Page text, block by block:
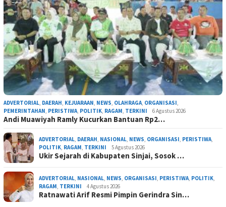
ADVERTORIAL DAERAH KEJUARAAN NEWS OLAHRAGA ORGANISASI
PEMERINTAHAN PERISTIWA POLITIK RAGAM TERKINI 6 Agustus 2026
Andi Muawiyah Ramly Kucurkan Bantuan Rp2…
ADVERTORIAL DAERAH NASIONAL NEWS ORGANISASI PERISTIWA
POLITIK RAGAM TERKINI 5 Agustus 2026
Ukir Sejarah di Kabupaten Sinjai, Sosok …
ADVERTORIAL NASIONAL NEWS ORGANISASI PERISTIWA POLITIK
RAGAM TERKINI 4 Agustus 2026
Ratnawati Arif Resmi Pimpin Gerindra Sin…